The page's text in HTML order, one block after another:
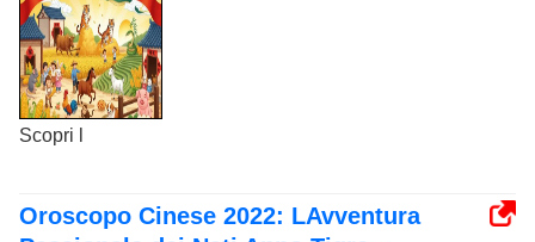
Scopri l
Oroscopo Cinese 2022: LAvventura